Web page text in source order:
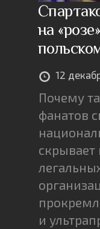
на
12
Почему
фанатов
и